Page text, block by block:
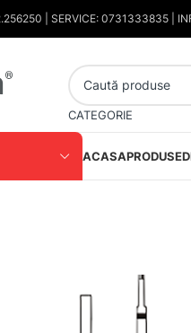
| SERVICE: 0731333835 |
CATEGORIE
ACASAPRODUSE